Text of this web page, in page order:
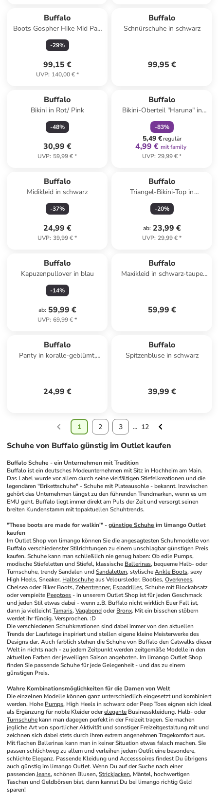
Buffalo
Boots Gospher Hike Mid Pad
in schwarz
-29%
99,15 €
UVP: 140,00 €*
Buffalo
Schnürschuhe in schwarz
99,95 €
Buffalo
Bikini in Rot/ Pink
-48%
30,99 €
UVP: 59,99 €*
Buffalo
Bikini-Oberteil "Haruna" in
Pink/ Blau
-83%
5,49 €regulär
4,99 € mit family
UVP: 29,99 €*
Buffalo
Midikleid in schwarz
-37%
24,99 €
UVP: 39,99 €*
Buffalo
Triangel-Bikini-Top in
schwarz-weiß
-20%
ab: 23,99 €
UVP: 29,99 €*
Buffalo
Kapuzenpullover in blau
-14%
ab: 59,99 €
UVP: 69,99 €*
Buffalo
Maxikleid in schwarz-taupe
59,99 €
Buffalo
Panty in koralle-geblümt,
24,99 €
Buffalo
Spitzenbluse in schwarz
39,99 €
1 2 3 ... 12
Schuhe von Buffalo günstig im Outlet kaufen
Buffalo Schuhe - ein Unternehmen mit Tradition
Buffalo ist ein deutsches Modeunternehmen mit Sitz in Hochheim am Main.
Das Label wurde vor allem durch seine vielfältigen Stiefelkreationen und die
legendären "Brikettschuhe" - Schuhe mit Plateausohle - bekannt. Inzwischen
gehört das Unternehmen längst zu den führenden Trendmarken, wenn es um
EMU geht. Buffalo liegt immer direkt am Puls der Zeit und versorgt seinen
breiten Kundenstamm mit topaktuellen Schuhtrends.
"These boots are made for walkin'" - günstige Schuhe im limango Outlet
kaufen
Im Outlet Shop von limango können Sie die angesagtesten Schuhmodelle von
Buffalo verschiedenster Stilrichtungen zu einem unschlagbar günstigen Preis
kaufen. Schuhe kann man schließlich nie genug haben: Ob edle Pumps,
modische Stiefeletten und Stiefel, klassische Ballerinas, bequeme Halb- oder
Turnschuhe, trendy Sandalen und Sandaletten, stylische Ankle Boots, sexy
High Heels, Sneaker, Halbschuhe aus Veloursleder, Booties, Overknees,
Chelsea oder Biker Boots, Zehentrenner, Espadrilles, Schuhe mit Blockabsatz
oder verspielte Peeptoes - in unserem Outlet Shop ist für jeden Geschmack
und jeden Stil etwas dabei - wenn z.B. Buffalo nicht wirklich Euer Fall ist,
dann ja vielleicht Tamaris, Vagabond oder Bronx. Mit ein bisschen stöbern
werdet ihr fündig. Versprochen. :D
Die verschiedenen Schuhkreationen sind dabei immer von den aktuellen
Trends der Laufstege inspiriert und stellen eigene kleine Meisterwerke des
Designs dar. Auch farblich stehen die Schuhe von Buffalo den Catwalks dieser
Welt in nichts nach - zu jedem Zeitpunkt werden zeitgemäße Modelle in den
aktuellen Farben der jeweiligen Saison angeboten. Im limango Outlet Shop
finden Sie passende Schuhe für jede Gelegenheit - und das zu einem
günstigen Preis.
Wahre Kombinationsmöglichkeiten für die Damen von Welt
Die einzelnen Modelle können ganz unterschiedlich eingesetzt und kombiniert
werden. Hohe Pumps, High Heels in schwarz oder Peep Toes eignen sich ideal
als Ergänzung für noble Kleider oder elegante
Businesskleidung. Halb- oder
Turnschuhe kann man dagegen perfekt in der Freizeit tragen. Sie machen
jegliche Art von sportlicher Aktivität und sonstiger Freizeitgestaltung mit und
zeichnen sich dabei stets durch ihren extrem angenehmen Tragekomfort aus.
Mit flachen Ballerinas kann man in keiner Situation etwas falsch machen. Sie
passen schlichtweg zu allem und verleihen jedem Outfit eine besondere,
schlichte Eleganz. Passende Kleidung und Accesssoires findest Du übrigens
auch günstig im limango Outlet. Wenn Du auf der Suche nach einer
passenden Jeans, schönen Blusen, Strickjacken, Mäntel, hochwertigen
Taschen und Geldbörsen bist, dann kannst Du bei limango richtig Geld
sparen!